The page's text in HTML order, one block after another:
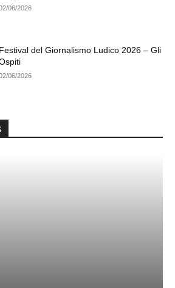
06/2026
Festival del Giornalismo Ludico 2026 – Gli
06/2026